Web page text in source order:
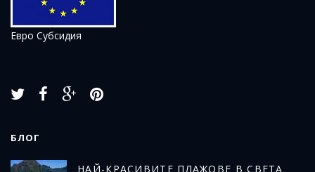
Евро Субсидия
БЛОГ
НАЙ-КРАСИВИТЕ ПЛАЖОВЕ В СВЕТА